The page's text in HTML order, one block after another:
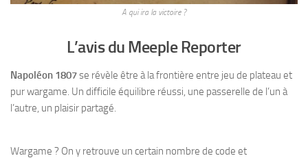
A qui ira la victoire ?
L’avis du Meeple Reporter
Napoléon 1807se révèle être à la frontière entre jeu de plateau et
pur wargame. Un difficile équilibre réussi, une passerelle de l’un à
l’autre, un plaisir partagé.
Wargame ? On y retrouve un certain nombre de code et